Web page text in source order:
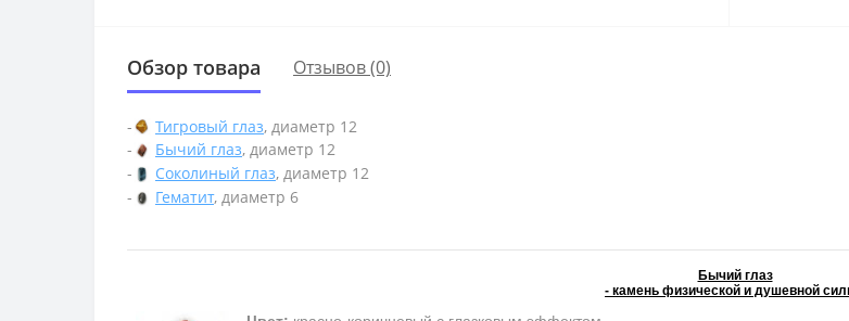
Обзор товара Отзывов (0)
- Тигровый глаз, диаметр 12
-
Бычий глаз, диаметр 12
-
Соколиный глаз, диаметр 12
-
Гематит, диаметр 6
Бычий глаз
- камень физической и душевной